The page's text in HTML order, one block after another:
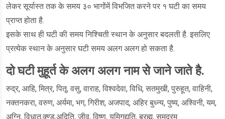
लेकर सूर्यास्त तक के समय ३० भागोंमें विभजित करने पर १ घटी का समय
प्राप्त होता है.
इसके साथ ही घटी की समय निश्चिती स्थान के अनुसार बदलती है. इसलिए
प्रत्येक स्थान के अनुसार घटी समय अलग अलग हो सकता है.
दो घटी मुहूर्त के अलग अलग नाम से जाने जाते है.
रुद्र, आहि, मित्र, पितृ, वसु, वाराह, विश्वदेवा, विधि, सतमुखी, पुरुहूत, वाहिनी,
नक्तनकरा, वरुण, अर्यमा, भग, गिरीश, अजपाद, अहिर बुध्न्य, पुष्य, अश्विनी, यम,
अग्नि, विधातॄ,क्ण्ड,अदिति, जीव, विष्णु, युमिगद्युति, ब्रह्म, समुद्रम